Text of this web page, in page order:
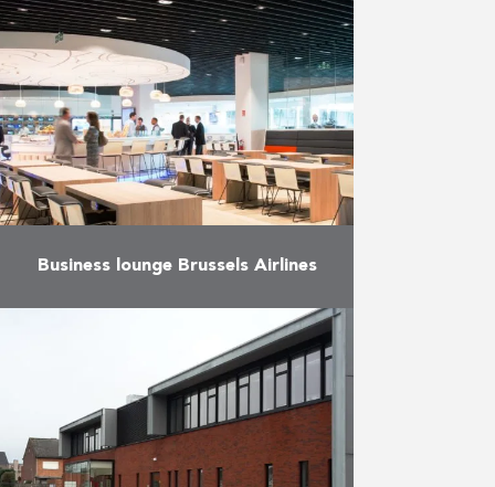
winnaar van de “Schrijnwerk
Awards 2017 – categorie
interieurbouw” en omvatte de
productie en plaatsing van het
vast meubilair (espresso …
Meer
Business lounge Brussels Airlines
Productie en plaatsing van
maatmeubilair voor de nieuwe
business lounge van Brussels
Airlines.
Meer